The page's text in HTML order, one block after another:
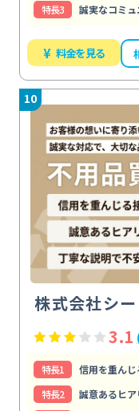
特⻑3
誠実なコミ
¥ 料金を見る
10
株式会社シ
3.1
特⻑1
信用を重ん
特⻑2
誠意あるヒ